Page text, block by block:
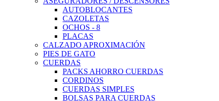
AUTOBLOCANTES
CAZOLETAS
OCHOS - 8
PLACAS
CALZADO APROXIMACIÓN
PIES DE GATO
CUERDAS
PACKS AHORRO CUERDAS
CORDINOS
CUERDAS SIMPLES
BOLSAS PARA CUERDAS